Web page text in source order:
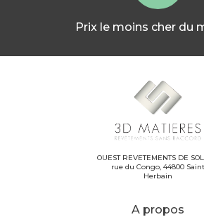
Prix le moins cher du
OUEST REVETEMENTS DE
rue du Congo, 44800 Saint
Herbain
A propos